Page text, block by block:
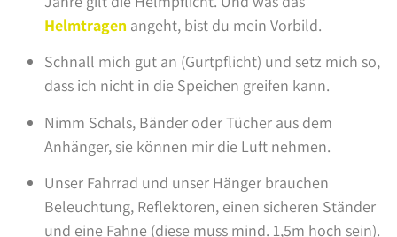
Helmtragen angeht, bist du mein Vorbild.
Schnall mich gut an (Gurtpflicht) und setz mich so,
dass ich nicht in die Speichen greifen kann.
Nimm Schals, Bänder oder Tücher aus dem
Anhänger, sie können mir die Luft nehmen.
Unser Fahrrad und unser Hänger brauchen
Beleuchtung, Reflektoren, einen sicheren Ständer
und eine Fahne (diese muss mind. 1,5m hoch sein).